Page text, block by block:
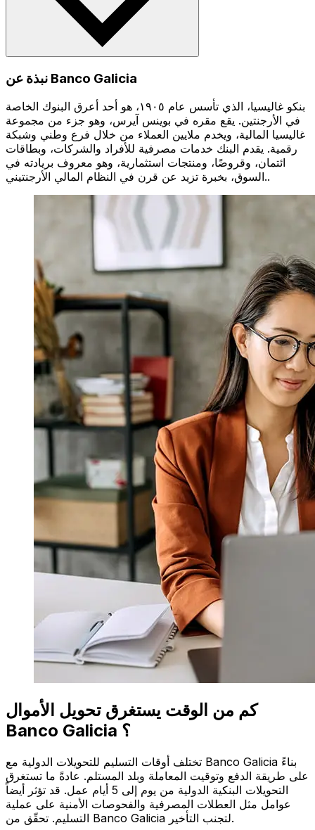
نبذة عن Banco Galicia
بنكو غاليسيا، الذي تأسس عام ١٩٠٥، هو أحد أعرق البنوك الخاصة
في الأرجنتين. يقع مقره في بوينس آيرس، وهو جزء من مجموعة
غاليسيا المالية، ويخدم ملايين العملاء من خلال فرع وطني وشبكة
رقمية. يقدم البنك خدمات مصرفية للأفراد والشركات، وبطاقات
ائتمان، وقروضًا، ومنتجات استثمارية، وهو معروف بريادته في
السوق، بخبرة تزيد عن قرن في النظام المالي الأرجنتيني..
كم من الوقت يستغرق تحويل الأموال
Banco Galicia ؟
تختلف أوقات التسليم للتحويلات الدولية مع Banco Galicia بناءً
على طريقة الدفع وتوقيت المعاملة وبلد المستلم. عادةً ما تستغرق
التحويلات البنكية الدولية من يوم إلى 5 أيام عمل. قد تؤثر أيضاً
عوامل مثل العطلات المصرفية والفحوصات الأمنية على عملية
التسليم. تحقّق من Banco Galicia لتجنب التأخير.